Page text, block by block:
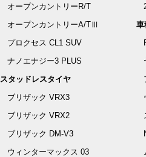
オープンカントリーR/T
オープンカントリーA/TⅢ
プロクセス CL1 SUV
ナノエナジー3 PLUS
スタッドレスタイヤ
ブリザック VRX3
ブリザック VRX2
ブリザック DM-V3
ウィンターマックス 03
車